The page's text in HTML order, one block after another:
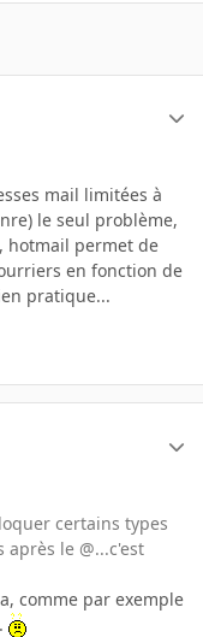
mail limitées à
le seul problème,
hotmail permet de
en fonction de
pratique...
certains types
le @...c'est
comme par exemple